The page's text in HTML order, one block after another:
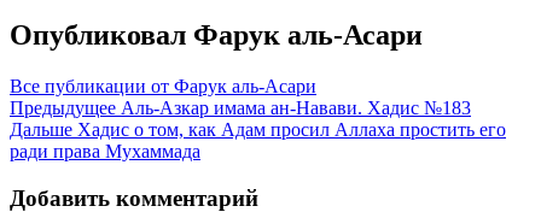
Опубликовал Фарук аль-Асари
Все публикации от Фарук аль-Асари
Навигация
по
Предыдущее Аль-Азкар имама ан-Навави. Хадис №183
Дальше Хадис о том, как Адам просил Аллаха простить его
ради права Мухаммада
Добавить комментарий